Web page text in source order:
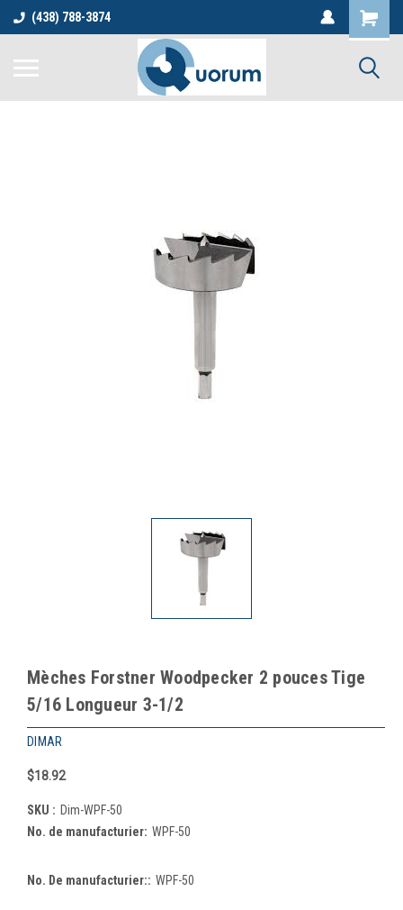
(438) 788-3874
Mèches Forstner Woodpecker 2 pouces Tige
5/16 Longueur 3-1/2
DIMAR
$18.92
SKU : Dim-WPF-50
No. de manufacturier: WPF-50
No. De manufacturier:: WPF-50